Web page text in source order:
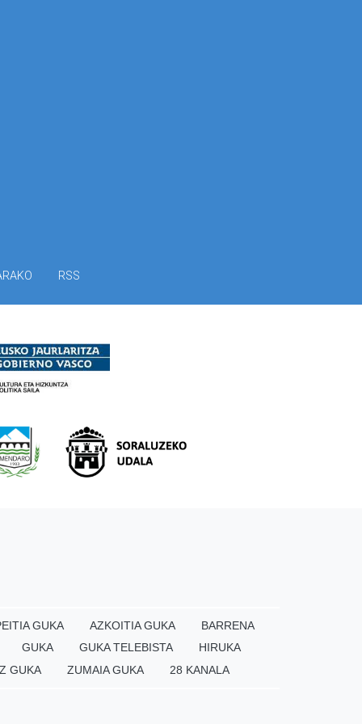
RSS
GUKA AZKOITIA GUKA
BARRENA
GUKA
GUKA TELEBISTA
HIRUKA
GUKA
ZUMAIA GUKA 28 KANALA